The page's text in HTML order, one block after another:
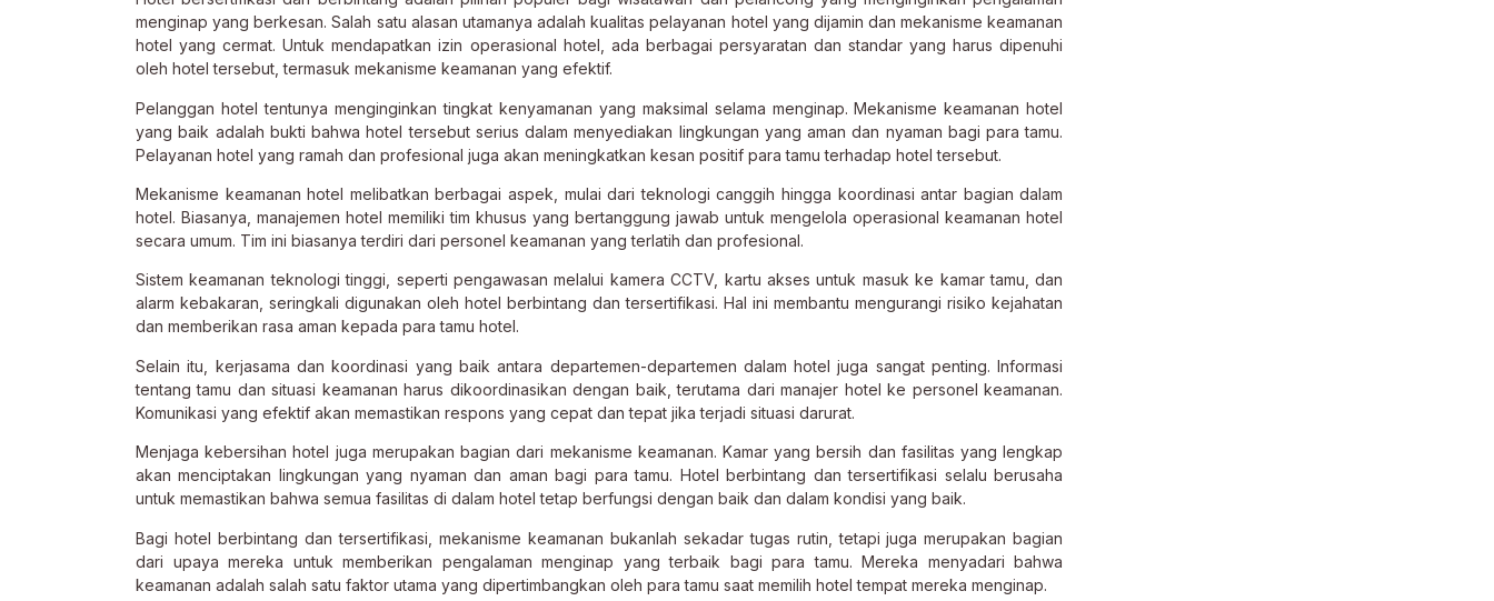
menginap yang berkesan. Salah satu alasan utamanya adalah kualitas pelayanan hotel yang dijamin dan mekanisme keamanan
hotel yang cermat. Untuk mendapatkan izin operasional hotel, ada berbagai persyaratan dan standar yang harus dipenuhi
oleh hotel tersebut, termasuk mekanisme keamanan yang efektif.
Pelanggan hotel tentunya menginginkan tingkat kenyamanan yang maksimal selama menginap. Mekanisme keamanan hotel
yang baik adalah bukti bahwa hotel tersebut serius dalam menyediakan lingkungan yang aman dan nyaman bagi para tamu.
Pelayanan hotel yang ramah dan profesional juga akan meningkatkan kesan positif para tamu terhadap hotel tersebut.
Mekanisme keamanan hotel melibatkan berbagai aspek, mulai dari teknologi canggih hingga koordinasi antar bagian dalam
hotel. Biasanya, manajemen hotel memiliki tim khusus yang bertanggung jawab untuk mengelola operasional keamanan hotel
secara umum. Tim ini biasanya terdiri dari personel keamanan yang terlatih dan profesional.
Sistem keamanan teknologi tinggi, seperti pengawasan melalui kamera CCTV, kartu akses untuk masuk ke kamar tamu, dan
alarm kebakaran, seringkali digunakan oleh hotel berbintang dan tersertifikasi. Hal ini membantu mengurangi risiko kejahatan
dan memberikan rasa aman kepada para tamu hotel.
Selain itu, kerjasama dan koordinasi yang baik antara departemen-departemen dalam hotel juga sangat penting. Informasi
tentang tamu dan situasi keamanan harus dikoordinasikan dengan baik, terutama dari manajer hotel ke personel keamanan.
Komunikasi yang efektif akan memastikan respons yang cepat dan tepat jika terjadi situasi darurat.
Menjaga kebersihan hotel juga merupakan bagian dari mekanisme keamanan. Kamar yang bersih dan fasilitas yang lengkap
akan menciptakan lingkungan yang nyaman dan aman bagi para tamu. Hotel berbintang dan tersertifikasi selalu berusaha
untuk memastikan bahwa semua fasilitas di dalam hotel tetap berfungsi dengan baik dan dalam kondisi yang baik.
Bagi hotel berbintang dan tersertifikasi, mekanisme keamanan bukanlah sekadar tugas rutin, tetapi juga merupakan bagian
dari upaya mereka untuk memberikan pengalaman menginap yang terbaik bagi para tamu. Mereka menyadari bahwa
keamanan adalah salah satu faktor utama yang dipertimbangkan oleh para tamu saat memilih hotel tempat mereka menginap.